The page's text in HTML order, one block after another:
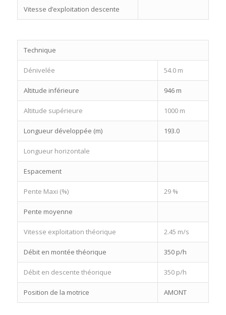
Vitesse d’exploitation descente
Technique
Dénivelée 54.0 m
Altitude inférieure 946 m
Altitude supérieure 1000 m
Longueur développée (m) 193.0
Longueur horizontale
Espacement
Pente Maxi (%) 29 %
Pente moyenne
Vitesse exploitation théorique 2.45 m/s
Débit en montée théorique 350 p/h
Débit en descente théorique 350 p/h
Position de la motrice AMONT